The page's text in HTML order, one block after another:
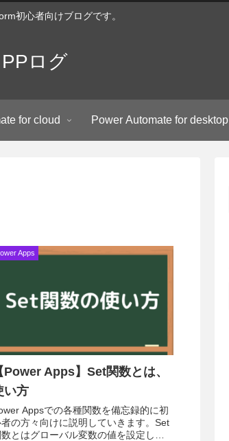
初心者向けブログです。
PPログ
for cloud Power Automate for desktop
Apps
Power Apps】Set関数とは、
い方
Appsでの各種関数を備忘録的に初
の方々向けに説明していきます。Set
とはグローバル変数の値を設定しま